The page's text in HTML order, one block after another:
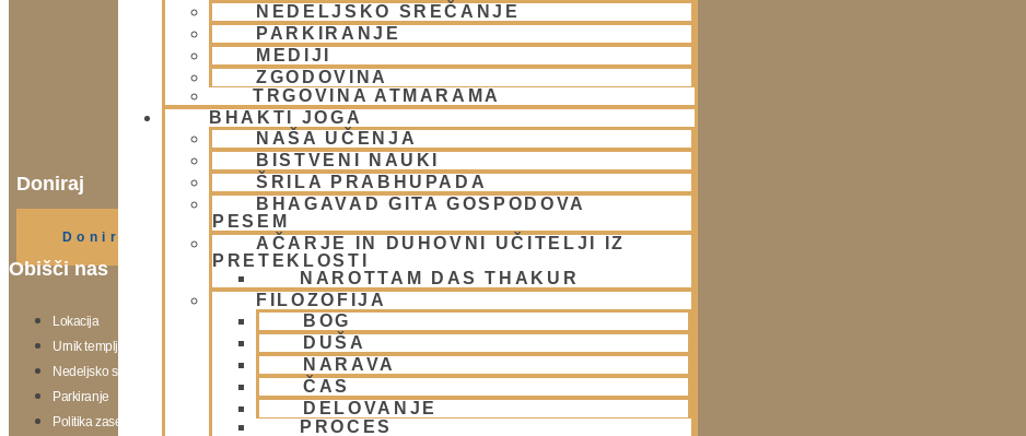
NEDELJSKO SREČANJE
PARKIRANJE
MEDIJI
ZGODOVINA
TRGOVINA ATMARAMA
BHAKTI JOGA
NAŠA UČENJA
BISTVENI NAUKI
ŠRILA PRABHUPADA
BHAGAVAD GITA GOSPODOVA
PESEM
AČARJE IN DUHOVNI UČITELJI IZ
PRETEKLOSTI
NAROTTAM DAS THAKUR
FILOZOFIJA
BOG
DUŠA
NARAVA
ČAS
DELOVANJE
PROCES
Doniraj
Doniraj
Obišči nas
Lokacija
Urnik templja
Nedeljsko srečanje
Parkiranje
Politika zasebnosti